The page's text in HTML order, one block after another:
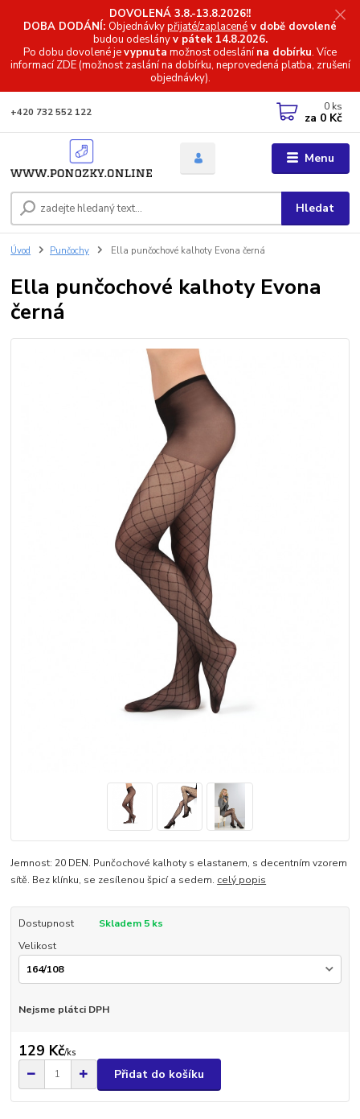
DOVOLENÁ 3.8.-13.8.2026!!
DOBA DODÁNÍ: Objednávkypřijaté/zaplacené v době dovolené
budou odeslányv pátek 14.8.2026.
Po dobu dovolené jevypnuta možnost odeslánína dobírku. Více
informacíZDE (možnost zaslání na dobírku, neprovedená platba, zrušení
objednávky).
Menu
Hledat
+420 732 552 122 0 ks
za 0 Kč
Úvod Punčochy Ella punčochové kalhoty Evona černá
Ella punčochové kalhoty Evona
černá
Jemnost: 20 DEN. Punčochové kalhoty s elastanem, s decentním vzorem
sítě. Bez klínku, se zesílenou špicí a sedem. celý popis
Dostupnost
Skladem 5 ks
Velikost
Nejsme plátci DPH
129 Kč/ks
Přidat do košíku